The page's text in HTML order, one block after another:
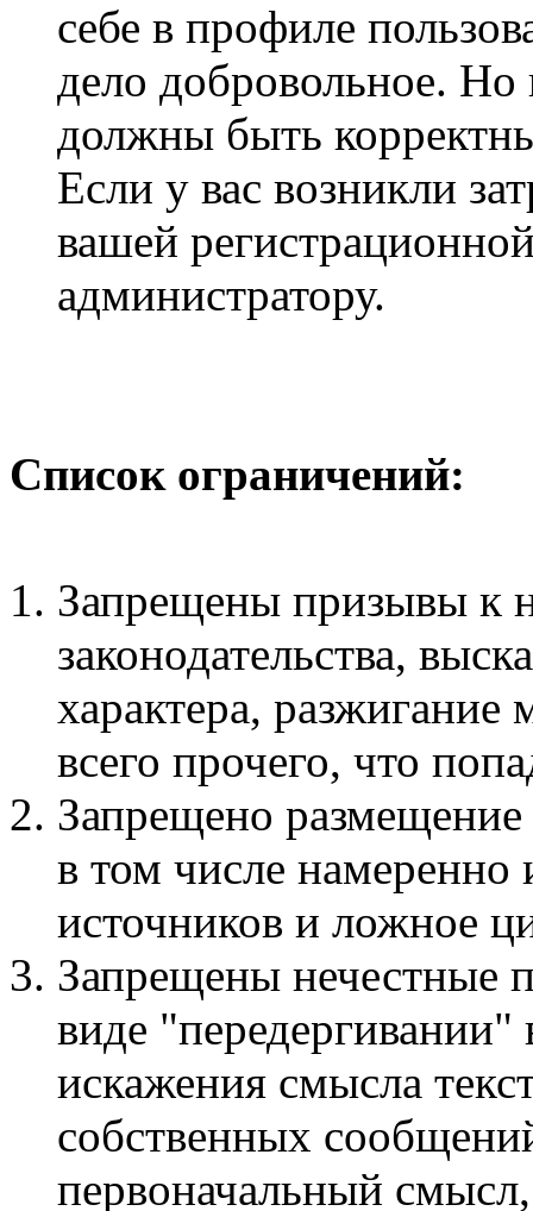
себе в профиле
дело добровольное.
должны быть
Если у вас возникли
вашей
администратору.
Список ограничений:
Запрещены призывы к
законодательства,
характера,
всего прочего, что
Запрещено
в том числе намеренно
источников и ложное
Запрещены нечестные
виде "передергивании"
искажения смысла
собственных
первоначальный